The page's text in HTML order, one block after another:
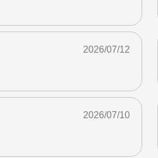
2026/07/12
2026/07/10